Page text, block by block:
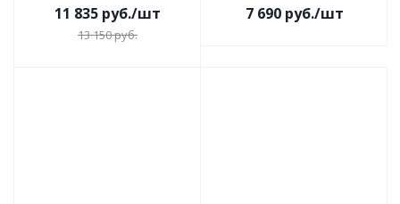
11 835 руб./шт
13 150руб.
7 690руб./шт